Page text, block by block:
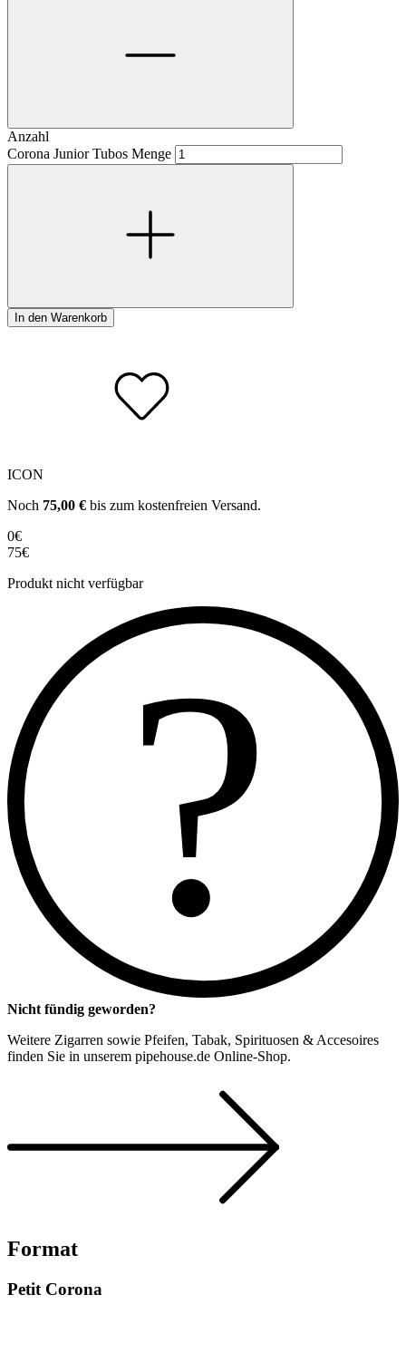
Anzahl
Corona Junior Tubos Menge
In den Warenkorb
ICON
Noch 75,00 € bis zum kostenfreien Versand.
0€
75€
Produkt nicht verfügbar
?
Nicht fündig geworden?
Weitere Zigarren sowie Pfeifen, Tabak, Spirituosen & Accesoires
finden Sie in unserem pipehouse.de Online-Shop.
Format
Petit Corona